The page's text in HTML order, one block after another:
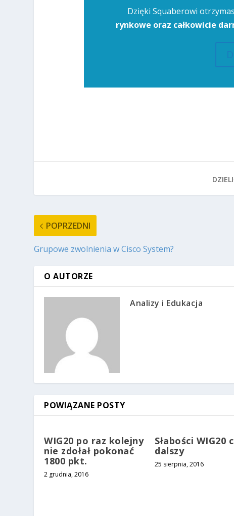
Dzięki Squaberowi
rynkowe oraz całkowicie
POPRZEDNI
Grupowe zwolnienia w Cisco System?
O AUTORZE
Analizy i Edukacja
POWIĄZANE POSTY
WIG20 po raz kolejny
nie zdołał pokonać
1800 pkt.
2 grudnia, 2016
Słabości WIG20
dalszy
25 sierpnia, 2016